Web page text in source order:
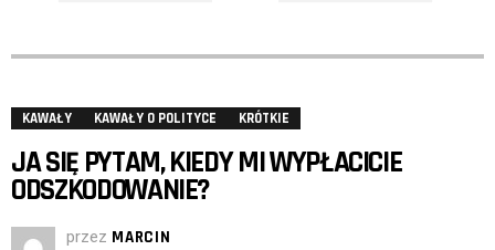
KAWAŁY KAWAŁY O POLITYCE KRÓTKIE
JA SIĘ PYTAM, KIEDY MI WYPŁACICIE
ODSZKODOWANIE?
przez MARCIN